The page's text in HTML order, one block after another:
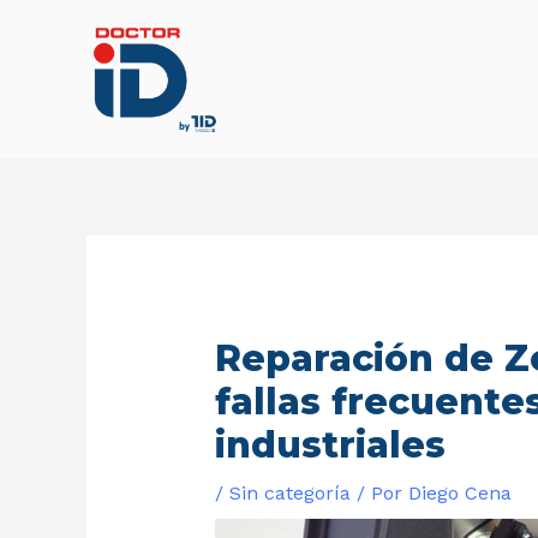
Reparación de
fallas
industriales
/ Sin categoría/ Por Diego Cena